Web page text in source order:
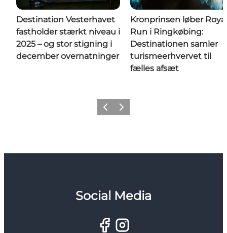
Destination Vesterhavet
fastholder stærkt niveau i
2025 – og stor stigning i
december overnatninger
Kronprinsen løber Royal
Run i Ringkøbing:
Destinationen samler
turismeerhvervet til
fælles afsæt
ForrigeNæste
Social Media